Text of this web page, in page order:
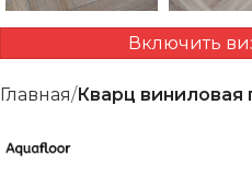
Включить
Главная Кварц виниловая